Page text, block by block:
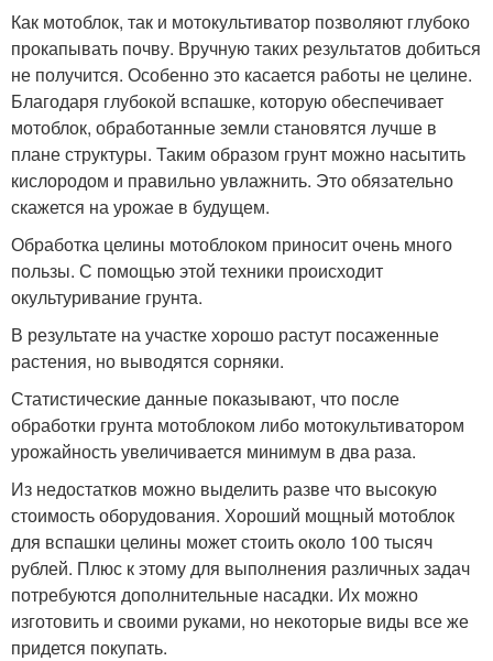
Как мотоблок, так и мотокультиватор позволяют глубоко
прокапывать почву. Вручную таких результатов добиться
не получится. Особенно это касается работы не целине.
Благодаря глубокой вспашке, которую обеспечивает
мотоблок, обработанные земли становятся лучше в
плане структуры. Таким образом грунт можно насытить
кислородом и правильно увлажнить. Это обязательно
скажется на урожае в будущем.
Обработка целины мотоблоком приносит очень много
пользы. С помощью этой техники происходит
окультуривание грунта.
В результате на участке хорошо растут посаженные
растения, но выводятся сорняки.
Статистические данные показывают, что после
обработки грунта мотоблоком либо мотокультиватором
урожайность увеличивается минимум в два раза.
Из недостатков можно выделить разве что высокую
стоимость оборудования. Хороший мощный мотоблок
для вспашки целины может стоить около 100 тысяч
рублей. Плюс к этому для выполнения различных задач
потребуются дополнительные насадки. Их можно
изготовить и своими руками, но некоторые виды все же
придется покупать.